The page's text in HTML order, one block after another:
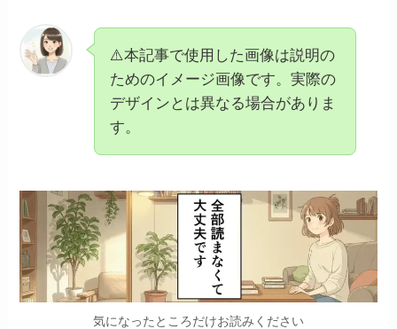
⚠️本記事で使用した画像は説明の
ためのイメージ画像です。実際の
デザインとは異なる場合がありま
す。
気になったところだけお読みください